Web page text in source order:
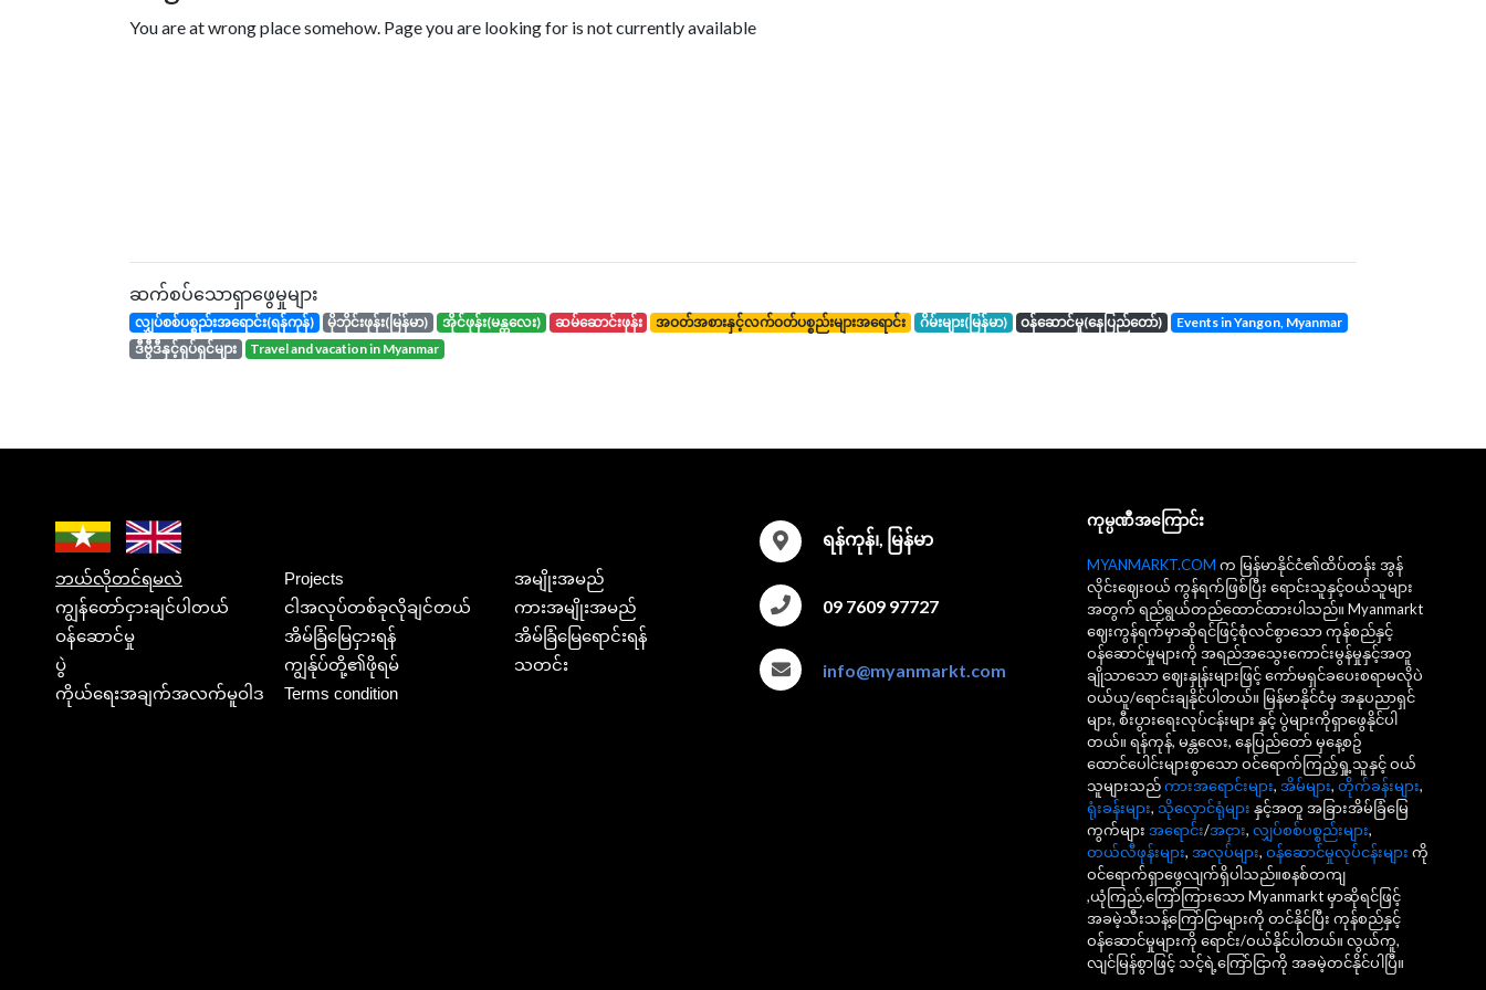
You are at wrong place somehow. Page you are looking for is not currently available
ဆက်စပ်သောရှာဖွေမှုများ
လျှပ်စစ်ပစ္စည်းအရောင်း(ရန်ကုန်) မိုဘိုင်းဖုန်း(မြန်မာ) အိုင်ဖုန်း(မန္တလေး) ဆမ်ဆောင်းဖုန်း အဝတ်အစားနှင့်လက်ဝတ်ပစ္စည်းများအရောင်း ဂိမ်းများ(မြန်မာ) ဝန်ဆောင်မှု(နေပြည်တော်)
events in Yangon, Myanmar
ဒီဗွီဒီနှင့်ရုပ်ရှင်များ
travel and vacation in Myanmar
ဘယ်လိုတင်ရမလဲ Projects
အမျိုးအမည်
ကျွန်တော်ငှားချင်ပါတယ်
ငါအလုပ်တစ်ခုလိုချင်တယ်
ကားအမျိုးအမည်
ဝန်ဆောင်မှု
အိမ်ခြံမြေငှားရန်
အိမ်ခြံမြေရောင်းရန်
ပွဲ
ကျွန်ုပ်တို့၏ဖိုရမ်
သတင်း
ကိုယ်ရေးအချက်အလက်မူဝါဒ
Terms condition
ရန်ကုန်၊, မြန်မာ
09 7609 97727
info@myanmarkt.com
ကုမ္ပဏီအကြောင်း
MYANMARKT.COM က မြန်မာနိုင်ငံ၏ထိပ်တန်း အွန်
လိုင်းဈေးဝယ် ကွန်ရက်ဖြစ်ပြီး ရောင်းသူနှင့်ဝယ်သူများ
အတွက် ရည်ရွယ်တည်ထောင်ထားပါသည်။ Myanmarkt
ဈေးကွန်ရက်မှာဆိုရင်ဖြင့်စုံလင်စွာသော ကုန်စည်နှင့်
ဝန်ဆောင်မှုများကို အရည်အသွေးကောင်းမွန်မှုနှင့်အတူ
ချိုသာသော ဈေးနှုန်းများဖြင့် ကော်မရှင်ခပေးစရာမလိုပဲ
ဝယ်ယူ/ရောင်းချနိုင်ပါတယ်။ မြန်မာနိုင်ငံမှ အနုပညာရှင်
များ, စီးပွားရေးလုပ်ငန်းများ နှင့် ပွဲများကိုရှာဖွေနိုင်ပါ
တယ်။ ရန်ကုန်, မန္တလေး, နေပြည်တော် မှနေ့စဥ်
ထောင်ပေါင်းများစွာသော ဝင်ရောက်ကြည့်ရှု့သူနှင့် ဝယ်
သူများသည်ကားအရောင်းများ, အိမ်များ, တိုက်ခန်းများ,
ရုံးခန်းများ, သိုလှောင်ရုံများ နှင့်အတူ အခြားအိမ်ခြံမြေ
ကွက်များ အရောင်း/အငှား, လျှပ်စစ်ပစ္စည်းများ,
တယ်လီဖုန်းများ, အလုပ်များ, ဝန်ဆောင်မှုလုပ်ငန်းများ ကို
ဝင်ရောက်ရှာဖွေလျက်ရှိပါသည်။စနစ်တကျ
,ယုံကြည်,ကြော်ကြားသော Myanmarkt မှာဆိုရင်ဖြင့်
အခမဲ့သီးသန့်ကြော်ငြာများကို တင်နိုင်ပြီး ကုန်စည်နှင့်
ဝန်ဆောင်မှုများကို ရောင်း/ဝယ်နိုင်ပါတယ်။ လွယ်ကူ,
လျင်မြန်စွာဖြင့် သင့်ရဲ့ကြော်ငြာကို အခမဲ့တင်နိုင်ပါပြီ။